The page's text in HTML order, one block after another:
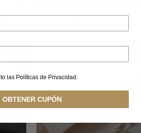
las Políticas de Privacidad.
OBTENER CUPÓN